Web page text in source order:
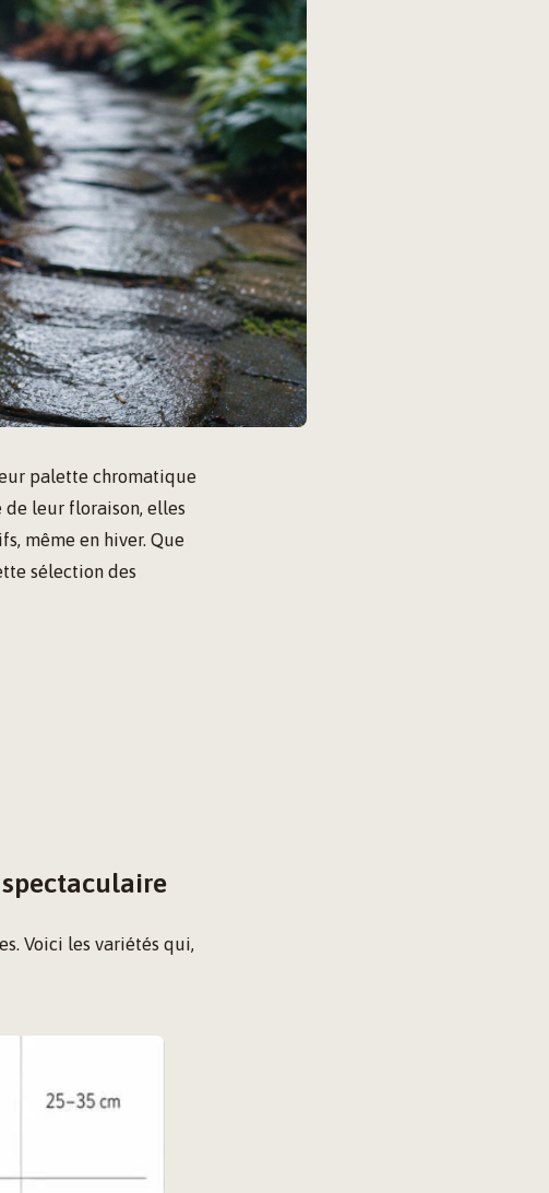
palette chromatique
de leur floraison, elles
même en hiver. Que
sélection des
Voici les variétés qui,